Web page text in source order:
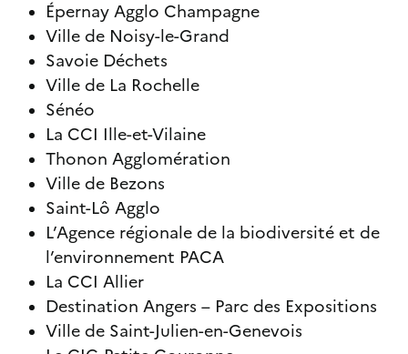
Épernay Agglo Champagne
Ville de Noisy-le-Grand
Savoie Déchets
Ville de La Rochelle
Sénéo
La CCI Ille-et-Vilaine
Thonon Agglomération
Ville de Bezons
Saint-Lô Agglo
L’Agence régionale de la biodiversité et de
l’environnement PACA
La CCI Allier
Destination Angers – Parc des Expositions
Ville de Saint-Julien-en-Genevois